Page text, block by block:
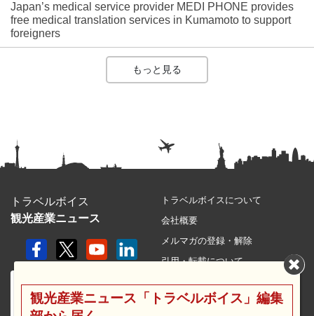
Japan’s medical service provider MEDI PHONE provides
free medical translation services in Kumamoto to support
foreigners
もっと見る
トラベルボイス
観光産業ニュース
トラベルボイスについて
会社概要
メルマガの登録・解除
引用・転載について
利用規約
観光産業ニュース「トラベルボイス」編集